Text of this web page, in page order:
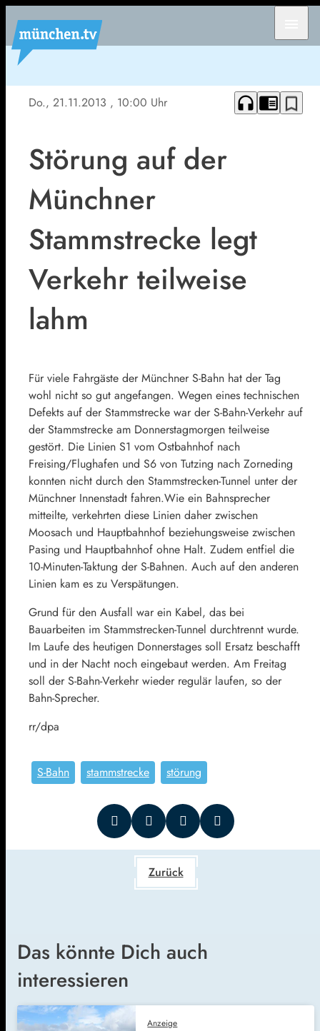
Do., 21.11.2013 , 10:00 Uhr headphones chrome_reader_mode bookmark_border
Störung auf der
Münchner
Stammstrecke legt
Verkehr teilweise
lahm
Für viele Fahrgäste der Münchner S-Bahn hat der Tag
wohl nicht so gut angefangen. Wegen eines technischen
Defekts auf der Stammstrecke war der S-Bahn-Verkehr auf
der Stammstrecke am Donnerstagmorgen teilweise
gestört. Die Linien S1 vom Ostbahnhof nach
Freising/Flughafen und S6 von Tutzing nach Zorneding
konnten nicht durch den Stammstrecken-Tunnel unter der
Münchner Innenstadt fahren.Wie ein Bahnsprecher
mitteilte, verkehrten diese Linien daher zwischen
Moosach und Hauptbahnhof beziehungsweise zwischen
Pasing und Hauptbahnhof ohne Halt. Zudem entfiel die
10-Minuten-Taktung der S-Bahnen. Auch auf den anderen
Linien kam es zu Verspätungen.
Grund für den Ausfall war ein Kabel, das bei
Bauarbeiten im Stammstrecken-Tunnel durchtrennt wurde.
Im Laufe des heutigen Donnerstages soll Ersatz beschafft
und in der Nacht noch eingebaut werden. Am Freitag
soll der S-Bahn-Verkehr wieder regulär laufen, so der
Bahn-Sprecher.
rr/dpa
S-Bahn stammstrecke störung
Zurück
Das könnte Dich auch
interessieren
Anzeige